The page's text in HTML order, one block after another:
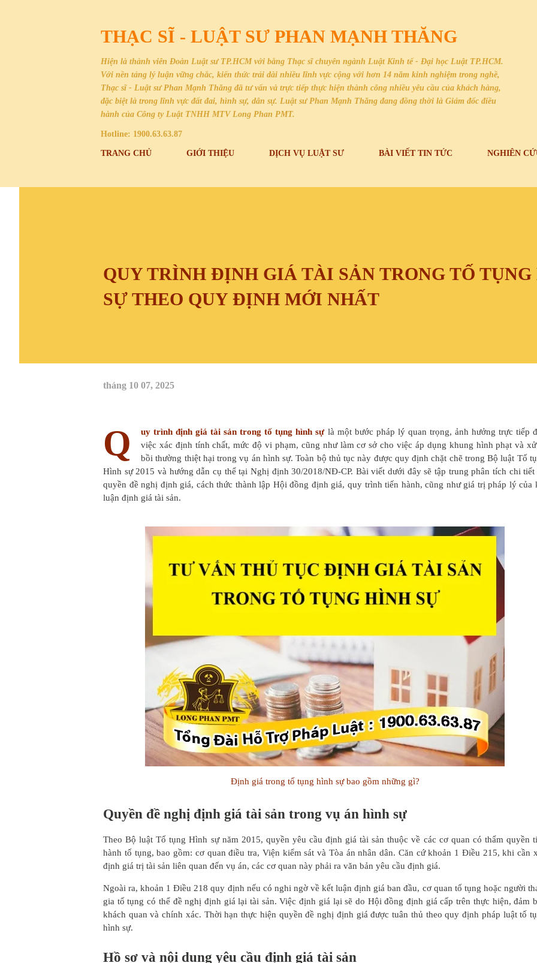
THẠC SĨ - LUẬT SƯ PHAN MẠNH THĂNG
Hiện là thành viên Đoàn Luật sư TP.HCM với bằng Thạc sĩ chuyên ngành Luật Kinh tế - Đại học Luật TP.HCM.
Với nền tảng lý luận vững chắc, kiến thức trải dài nhiều lĩnh vực cộng với hơn 14 năm kinh nghiệm trong nghề,
Thạc sĩ - Luật sư Phan Mạnh Thăng đã tư vấn và trực tiếp thực hiện thành công nhiều yêu cầu của khách hàng,
đặc biệt là trong lĩnh vực đất đai, hình sự, dân sự. Luật sư Phan Mạnh Thăng đang đồng thời là Giám đốc điều
hành của Công ty Luật TNHH MTV Long Phan PMT.
Hotline: 1900.63.63.87
TRANG CHỦ GIỚI THIỆU DỊCH VỤ LUẬT SƯ BÀI VIẾT TIN TỨC NGHIÊN
QUY TRÌNH ĐỊNH GIÁ TÀI SẢN TRONG TỐ
SỰ THEO QUY ĐỊNH MỚI NHẤT
tháng 10 07, 2025
Q uy trình định giá tài sản trong tố tụng hình sựlà một bước pháp lý quan trọng, ảnh hưởng trực tiếp
việc xác định tính chất, mức độ vi phạm, cũng như làm cơ sở cho việc áp dụng khung hình phạt và
bồi thường thiệt hại trong vụ án hình sự. Toàn bộ thủ tục này được quy định chặt chẽ trong Bộ luật Tố
Hình sự 2015 và hướng dẫn cụ thể tại Nghị định 30/2018/NĐ-CP. Bài viết dưới đây sẽ tập trung phân tích chi tiết
quyền đề nghị định giá, cách thức thành lập Hội đồng định giá, quy trình tiến hành, cũng như giá trị pháp lý của
luận định giá tài sản.
Định giá trong tố tụng hình sự bao gồm những gì?
Quyền đề nghị định giá tài sản trong vụ án hình sự
Theo Bộ luật Tố tụng Hình sự năm 2015, quyền yêu cầu định giá tài sản thuộc về các cơ quan có thẩm quyền
hành tố tụng, bao gồm: cơ quan điều tra, Viện kiểm sát và Tòa án nhân dân. Căn cứ khoản 1 Điều 215, khi cần
định giá trị tài sản liên quan đến vụ án, các cơ quan này phải ra văn bản yêu cầu định giá.
Ngoài ra, khoản 1 Điều 218 quy định nếu có nghi ngờ về kết luận định giá ban đầu, cơ quan tố tụng hoặc người
gia tố tụng có thể đề nghị định giá lại tài sản. Việc định giá lại sẽ do Hội đồng định giá cấp trên thực hiện, đảm
khách quan và chính xác. Thời hạn thực hiện quyền đề nghị định giá được tuân thủ theo quy định pháp luật tố
hình sự.
Hồ sơ và nội dung yêu cầu định giá tài sản